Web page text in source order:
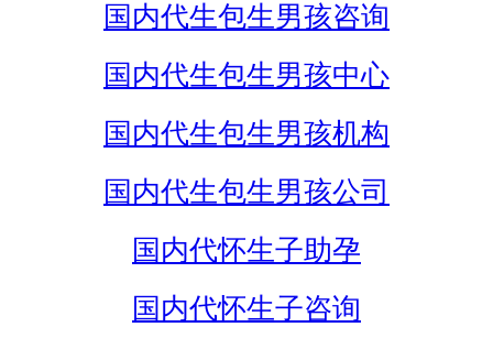
国内代生包生男孩咨询
国内代生包生男孩中心
国内代生包生男孩机构
国内代生包生男孩公司
国内代怀生子助孕
国内代怀生子咨询